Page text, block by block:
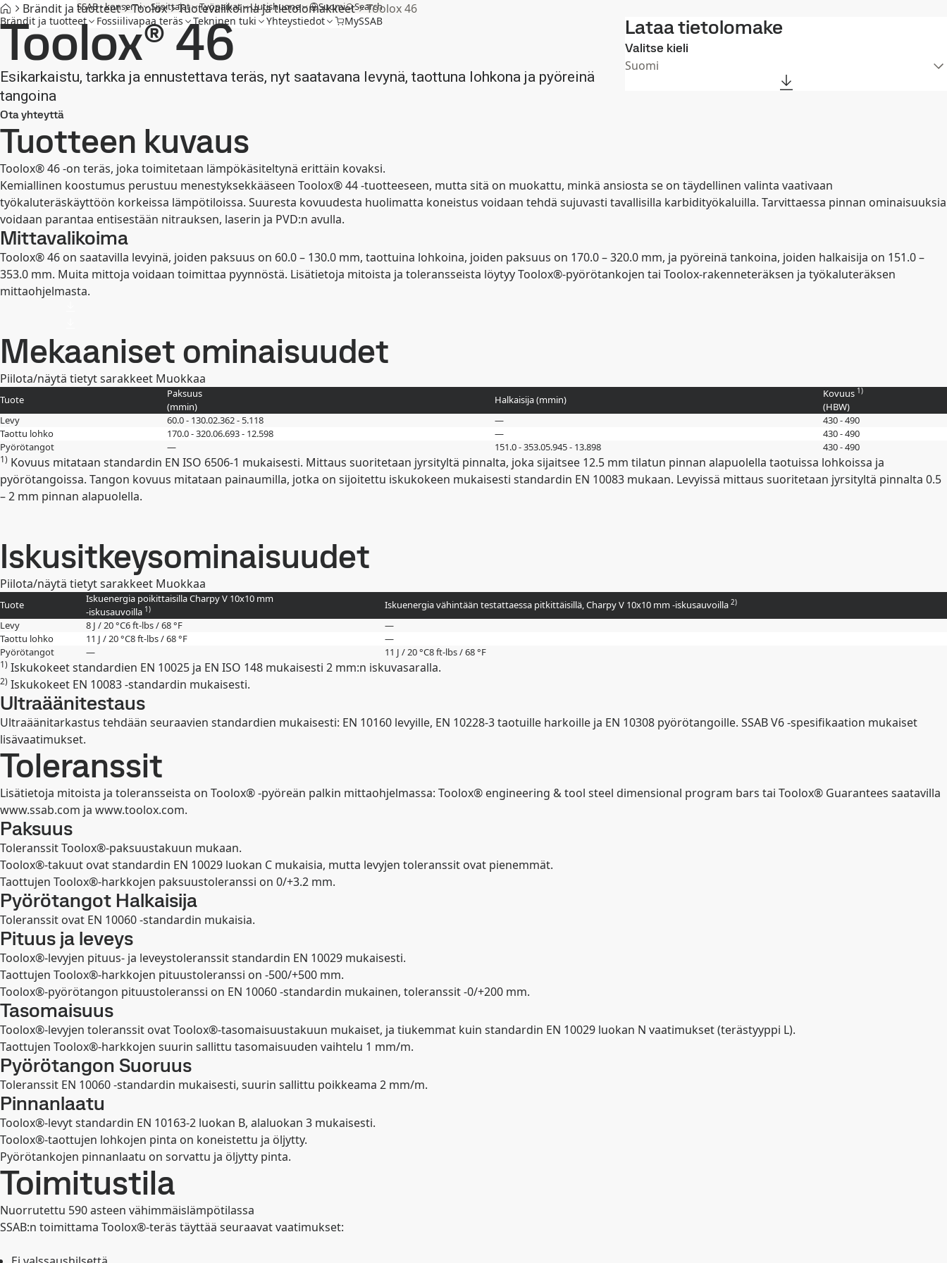
SSAB - konserni Sijoittajat Työpaikat Uutishuone Suomi Search
Brändit ja tuotteet Fossiilivapaa teräs Tekninen tuki Yhteystiedot MySSAB
Brändit ja tuotteet Toolox Tuotevalikoima ja tietolomakkeet Toolox 46
Toolox® 46
Esikarkaistu, tarkka ja ennustettava teräs, nyt saatavana levynä, taottuna lohkona ja pyöreinä
tangoina
Ota yhteyttä
Lataa tietolomake
Valitse kieli
Suomi
Tuotteen kuvaus
Toolox® 46 -on teräs, joka toimitetaan lämpökäsiteltynä erittäin kovaksi.
Kemiallinen koostumus perustuu menestyksekkääseen Toolox® 44 -tuotteeseen, mutta sitä on muokattu, minkä ansiosta se on täydellinen valinta vaativaan
työkaluteräskäyttöön korkeissa lämpötiloissa. Suuresta kovuudesta huolimatta koneistus voidaan tehdä sujuvasti tavallisilla karbidityökaluilla. Tarvittaessa pinnan ominaisuuksia
voidaan parantaa entisestään nitrauksen, laserin ja PVD:n avulla.
Mittavalikoima
Toolox® 46 on saatavilla levyinä, joiden paksuus on 60.0 – 130.0 mm, taottuina lohkoina, joiden paksuus on 170.0 – 320.0 mm, ja pyöreinä tankoina, joiden halkaisija on 151.0 –
353.0 mm. Muita mittoja voidaan toimittaa pyynnöstä. Lisätietoja mitoista ja toleransseista löytyy Toolox®-pyörötankojen tai Toolox-rakenneteräksen ja työkaluteräksen
mittaohjelmasta.
Mekaaniset ominaisuudet
Piilota/näytä tietyt sarakkeet Muokkaa
Tuote
Paksuus
(mmin)
Halkaisija (mmin) Kovuus 1)
(HBW)
Levy
60.0 - 130.02.362 - 5.118 —
430 - 490
Taottu lohko
170.0 - 320.06.693 - 12.598 —
430 - 490
Pyörötangot
— 151.0 - 353.05.945 - 13.898 430 - 490
1) Kovuus mitataan standardin EN ISO 6506-1 mukaisesti. Mittaus suoritetaan jyrsityltä pinnalta, joka sijaitsee 12.5 mm tilatun pinnan alapuolella taotuissa lohkoissa ja
pyörötangoissa. Tangon kovuus mitataan painaumilla, jotka on sijoitettu iskukokeen mukaisesti standardin EN 10083 mukaan. Levyissä mittaus suoritetaan jyrsityltä pinnalta 0.5
– 2 mm pinnan alapuolella.
Iskusitkeysominaisuudet
Piilota/näytä tietyt sarakkeet Muokkaa
Tuote
Iskuenergia poikittaisilla Charpy V 10x10 mm
-iskusauvoilla 1) Iskuenergia vähintään testattaessa pitkittäisillä, Charpy V 10x10 mm -iskusauvoilla 2)
Levy 8 J / 20 °C6 ft-lbs / 68 °F
—
Taottu lohko
11 J / 20 °C8 ft-lbs / 68 °F
—
Pyörötangot
— 11 J / 20 °C8 ft-lbs / 68 °F
1) Iskukokeet standardien EN 10025 ja EN ISO 148 mukaisesti 2 mm:n iskuvasaralla.
2) Iskukokeet EN 10083 -standardin mukaisesti.
Ultraäänitestaus
Ultraäänitarkastus tehdään seuraavien standardien mukaisesti: EN 10160 levyille, EN 10228-3 taotuille harkoille ja EN 10308 pyörötangoille. SSAB V6 -spesifikaation mukaiset
lisävaatimukset.
Toleranssit
Lisätietoja mitoista ja toleransseista on Toolox® -pyöreän palkin mittaohjelmassa: Toolox® engineering & tool steel dimensional program bars tai Toolox® Guarantees saatavilla
www.ssab.com ja www.toolox.com.
Paksuus
Toleranssit Toolox®-paksuustakuun mukaan.
Toolox®-takuut ovat standardin EN 10029 luokan C mukaisia, mutta levyjen toleranssit ovat pienemmät.
Taottujen Toolox®-harkkojen paksuustoleranssi on 0/+3.2 mm.
Pyörötangot Halkaisija
Toleranssit ovat EN 10060 -standardin mukaisia.
Pituus ja leveys
Toolox®-levyjen pituus- ja leveystoleranssit standardin EN 10029 mukaisesti.
Taottujen Toolox®-harkkojen pituustoleranssi on -500/+500 mm.
Toolox®-pyörötangon pituustoleranssi on EN 10060 -standardin mukainen, toleranssit -0/+200 mm.
Tasomaisuus
Toolox®-levyjen toleranssit ovat Toolox®-tasomaisuustakuun mukaiset, ja tiukemmat kuin standardin EN 10029 luokan N vaatimukset (terästyyppi L).
Taottujen Toolox®-harkkojen suurin sallittu tasomaisuuden vaihtelu 1 mm/m.
Pyörötangon Suoruus
Toleranssit EN 10060 -standardin mukaisesti, suurin sallittu poikkeama 2 mm/m.
Pinnanlaatu
Toolox®-levyt standardin EN 10163-2 luokan B, alaluokan 3 mukaisesti.
Toolox®-taottujen lohkojen pinta on koneistettu ja öljytty.
Pyörötankojen pinnanlaatu on sorvattu ja öljytty pinta.
Toimitustila
Nuorrutettu 590 asteen vähimmäislämpötilassa
SSAB:n toimittama Toolox®-teräs täyttää seuraavat vaatimukset: